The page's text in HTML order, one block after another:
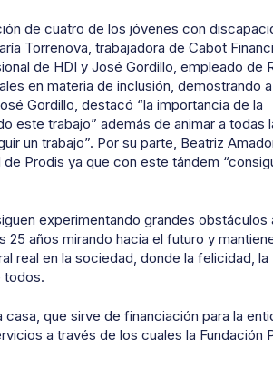
de cuatro de los jóvenes con
Torrenova, trabajadora de Cabot
de HDI y José Gordillo, empleado de
en materia de inclusión, demostrando a
Gordillo, destacó “la importancia de la
este trabajo” además de animar a todas
un trabajo”. Por su parte, Beatriz
Prodis ya que con este tándem
experimentando grandes obstáculos
años mirando hacia el futuro y
real en la sociedad, donde la felicidad, la
todos.
que sirve de financiación para la
a través de los cuales la Fundación